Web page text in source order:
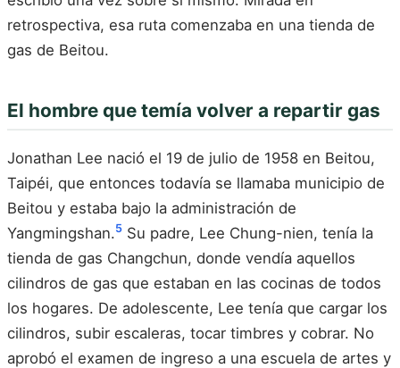
retrospectiva, esa ruta comenzaba en una tienda de
gas de Beitou.
El hombre que temía volver a repartir gas
Jonathan Lee nació el 19 de julio de 1958 en Beitou,
Taipéi, que entonces todavía se llamaba municipio de
Beitou y estaba bajo la administración de
Yangmingshan.5 Su padre, Lee Chung-nien, tenía la
tienda de gas Changchun, donde vendía aquellos
cilindros de gas que estaban en las cocinas de todos
los hogares. De adolescente, Lee tenía que cargar los
cilindros, subir escaleras, tocar timbres y cobrar. No
aprobó el examen de ingreso a una escuela de artes y